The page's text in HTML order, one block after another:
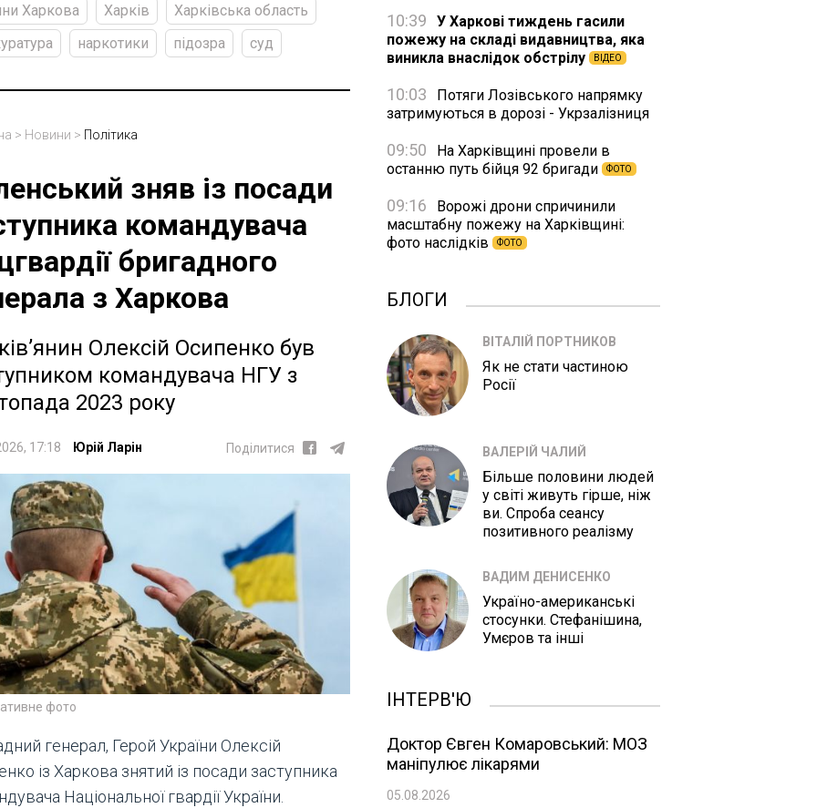
Харкова Харків
Харківська область
наркотики підозра суд
> Новини > Політика
зняв із посади
командувача
бригадного
з Харкова
Олексій Осипенко був
командувача НГУ з
2023 року
17:18 Юрій Ларін Поділитися
фото
генерал, Герой України Олексій
із Харкова знятий із посади заступника
Національної гвардії України.
10:39
У Харкові тиждень гасили
пожежу на складі видавництва, яка
виникла внаслідок обстрілу
ВІДЕО
10:03
Потяги Лозівського напрямку
затримуються в дорозі - Укрзалізниця
09:50
На Харківщині провели в
останню путь бійця 92 бригади
ФОТО
09:16
Ворожі дрони спричинили
масштабну пожежу на Харківщині:
фото наслідків
ФОТО
БЛОГИ
ВІТАЛІЙ ПОРТНИКОВ
Як не стати частиною
Росії
ВАЛЕРІЙ ЧАЛИЙ
Більше половини людей
у світі живуть гірше, ніж
ви. Спроба сеансу
позитивного реалізму
ВАДИМ ДЕНИСЕНКО
Україно-американські
стосунки. Стефанішина,
Умєров та інші
ІНТЕРВ'Ю
Доктор Євген Комаровський: МОЗ
маніпулює лікарями
05.08.2026